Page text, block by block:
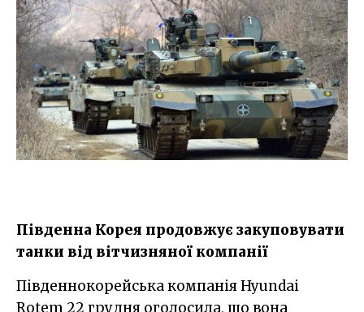
Південна Корея продовжує закуповувати
танки від вітчизняної компанії
Південнокорейська компанія Hyundai
Rotem 22 грудня оголосила, що вона